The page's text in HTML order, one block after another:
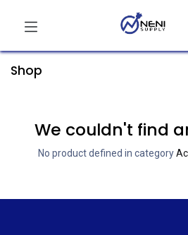
Shop
We couldn't find
No product defined in category